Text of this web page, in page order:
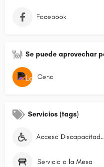
Facebook
Se puede aprovechar
Cena
Servicios (tags)
Acceso
Servicio a la Mesa